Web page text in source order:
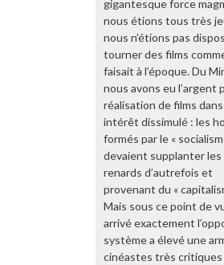
gigantesque force
nous étions tous très
nous n’étions pas
tourner des films
faisait à l’époque. Du
nous avons eu l’argent
réalisation de films
intérêt dissimulé : les
formés par le «
devaient supplanter les
renards d’autrefois et
provenant du «
Mais sous ce point de
arrivé exactement
système a élevé une
cinéastes très critiques